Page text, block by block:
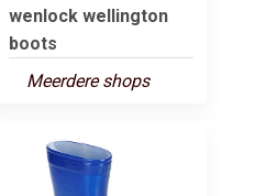
wenlock wellington
boots
Meerdere shops